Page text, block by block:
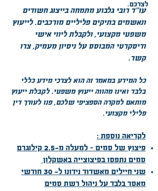
לצדכם.
עו"ד רובי גלבוע מתמחה בייצוג חשודים
ונאשמים בתיקים פליליים מורכבים. לייעוץ
משפטי מקצועי, ולקבלת ליווי אישי
ודיסקרטי המבוסס על ניסיון מעמיק, צרו
קשר.
כל המידע במאמר זה הוא לצרכי מידע כללי
בלבד ואינו מהווה ייעוץ משפטי. לקבלת ייעוץ
מותאם למקרה הספציפי שלכם, פנו לעורך דין
פלילי מקצועי.
לקריאה נוספת :
פיצוץ של סמים – למעלה מ-2.5 קילוגרם
סמים נתפסו בפיצוצייה באשקלון
​שני חיילים מאשדוד נידונו ל- 30 חודשי
מאסר בלבד על ניהול רשת סמים